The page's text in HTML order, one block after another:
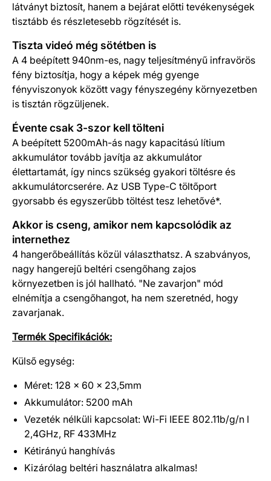
látványt biztosít, hanem a bejárat előtti tevékenységek
tisztább és részletesebb rögzítését is.
Tiszta videó még sötétben is
A 4 beépített 940nm-es, nagy teljesítményű infravörös
fény biztosítja, hogy a képek még gyenge
fényviszonyok között vagy fényszegény környezetben
is tisztán rögzüljenek.
Évente csak 3-szor kell tölteni
A beépített 5200mAh-ás nagy kapacitású lítium
akkumulátor tovább javítja az akkumulátor
élettartamát, így nincs szükség gyakori töltésre és
akkumulátorcserére. Az USB Type-C töltőport
gyorsabb és egyszerűbb töltést tesz lehetővé*.
Akkor is cseng, amikor nem kapcsolódik az
internethez
4 hangerőbeállítás közül választhatsz. A szabványos,
nagy hangerejű beltéri csengőhang zajos
környezetben is jól hallható. "Ne zavarjon" mód
elnémítja a csengőhangot, ha nem szeretnéd, hogy
zavarjanak.
Termék Specifikációk:
Külső egység:
Méret: 128 x 60 x 23,5mm
Akkumulátor: 5200 mAh
Vezeték nélküli kapcsolat: Wi-Fi IEEE 802.11b/g/n l
2,4GHz, RF 433MHz
Kétirányú hanghívás
Kizárólag beltéri használatra alkalmas!